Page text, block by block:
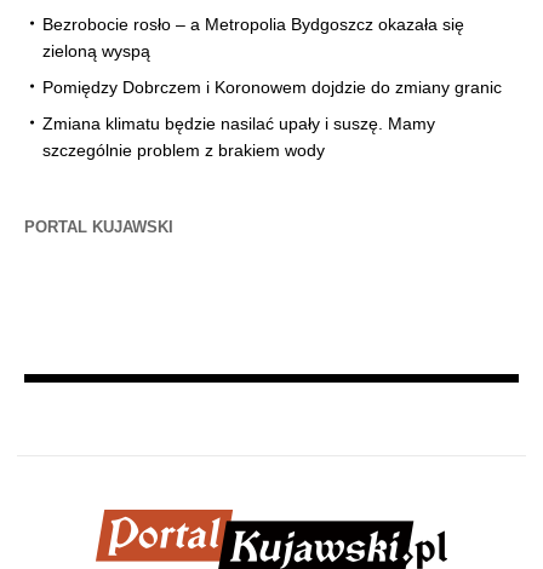
Bezrobocie rosło – a Metropolia Bydgoszcz okazała się
zieloną wyspą
Pomiędzy Dobrczem i Koronowem dojdzie do zmiany granic
Zmiana klimatu będzie nasilać upały i suszę. Mamy
szczególnie problem z brakiem wody
PORTAL KUJAWSKI